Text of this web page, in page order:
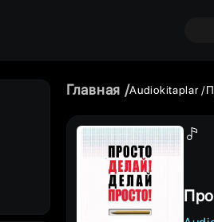
Главная Audiokitaplar